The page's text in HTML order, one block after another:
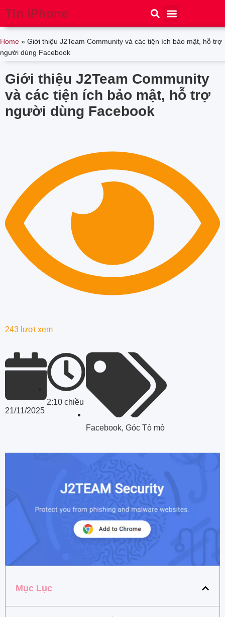
Tin iPhone
Home » Giới thiệu J2Team Community và các tiện ích bảo mật, hỗ trợ
người dùng Facebook
Giới thiệu J2Team Community
và các tiện ích bảo mật, hỗ trợ
người dùng Facebook
243 lượt xem
21/11/2025
2:10 chiều
Facebook, Góc Tò mò
Mục Lục